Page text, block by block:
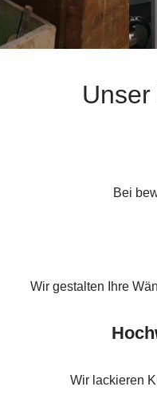
Bei
Wir gestalten Ihre
Wir lackieren